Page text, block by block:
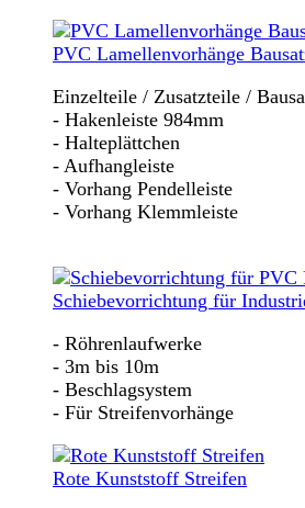
PVC Lamellenvorhänge
Einzelteile / Zusatzteile /
- Hakenleiste 984mm
- Halteplättchen
- Aufhangleiste
- Vorhang Pendelleiste
- Vorhang Klemmleiste
Schiebevorrichtung für
- Röhrenlaufwerke
- 3m bis 10m
- Beschlagsystem
- Für Streifenvorhänge
Rote Kunststoff Streifen